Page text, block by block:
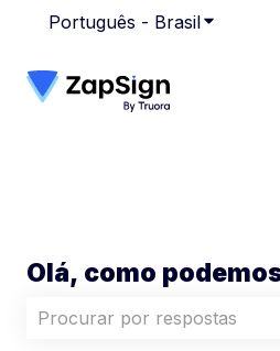
Português - BrasilMostrar
Olá, como